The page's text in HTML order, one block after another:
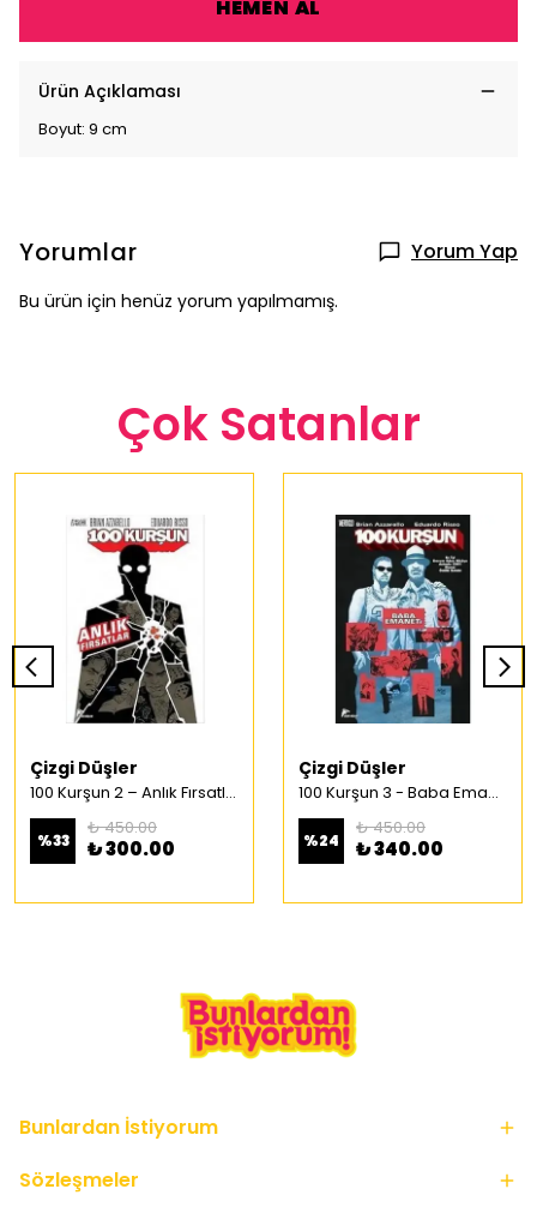
HEMEN AL
Ürün Açıklaması
Boyut: 9 cm
Yorumlar Yorum Yap
Bu ürün için henüz yorum yapılmamış.
Çok Satanlar
Çizgi Düşler
100 Kurşun 2 – Anlık Fırsatlar Türkçe Çizgi Roman
%33
₺ 450.00
₺ 300.00
Çizgi Düşler
100 Kurşun 3 - Baba Emaneti Türkçe Çizgi Roman
%24
₺ 450.00
₺ 340.00
Bunlardan İstiyorum
Sözleşmeler